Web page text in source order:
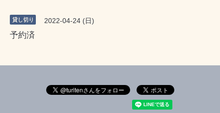
貸し切り 2022-04-24 (日)
予約済